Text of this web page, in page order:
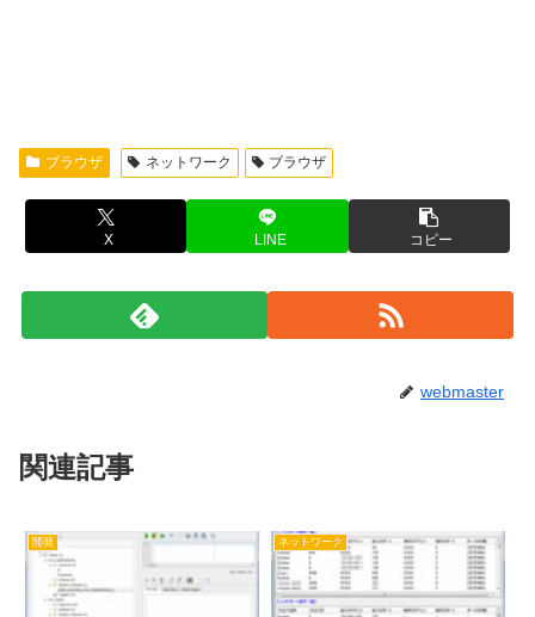
ブラウザ ネットワーク ブラウザ
X LINE コピー
webmaster
関連記事
開発 ネットワーク